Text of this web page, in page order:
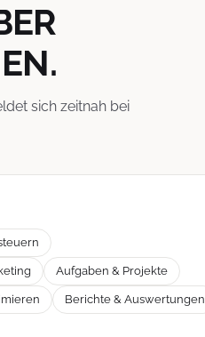
sich zeitnah bei
Aufgaben & Projekte
Berichte & Auswertungen